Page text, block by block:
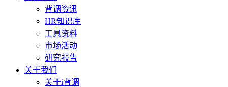
背调资讯
HR知识库
工具资料
市场活动
研究报告
关于我们
关于i背调